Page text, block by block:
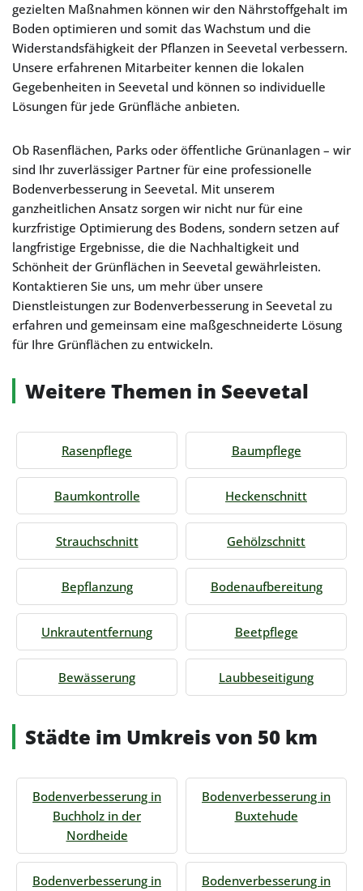
gezielten Maßnahmen können wir den Nährstoffgehalt im
Boden optimieren und somit das Wachstum und die
Widerstandsfähigkeit der Pflanzen in Seevetal verbessern.
Unsere erfahrenen Mitarbeiter kennen die lokalen
Gegebenheiten in Seevetal und können so individuelle
Lösungen für jede Grünfläche anbieten.
Ob Rasenflächen, Parks oder öffentliche Grünanlagen – wir
sind Ihr zuverlässiger Partner für eine professionelle
Bodenverbesserung in Seevetal. Mit unserem
ganzheitlichen Ansatz sorgen wir nicht nur für eine
kurzfristige Optimierung des Bodens, sondern setzen auf
langfristige Ergebnisse, die die Nachhaltigkeit und
Schönheit der Grünflächen in Seevetal gewährleisten.
Kontaktieren Sie uns, um mehr über unsere
Dienstleistungen zur Bodenverbesserung in Seevetal zu
erfahren und gemeinsam eine maßgeschneiderte Lösung
für Ihre Grünflächen zu entwickeln.
Weitere Themen in Seevetal
Rasenpflege Baumpflege
Baumkontrolle Heckenschnitt
Strauchschnitt Gehölzschnitt
Bepflanzung Bodenaufbereitung
Unkrautentfernung Beetpflege
Bewässerung Laubbeseitigung
Städte im Umkreis von 50 km
Bodenverbesserung in
Buchholz in der
Nordheide
Bodenverbesserung in
Buxtehude
Bodenverbesserung in
Bodenverbesserung in